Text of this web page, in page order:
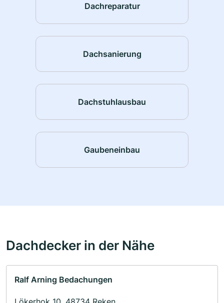
Dachreparatur
Dachsanierung
Dachstuhlausbau
Gaubeneinbau
Dachdecker in der Nähe
Ralf Arning Bedachungen